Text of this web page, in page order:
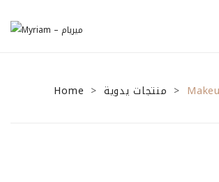
من نحن
Home > منتجات يدوية >